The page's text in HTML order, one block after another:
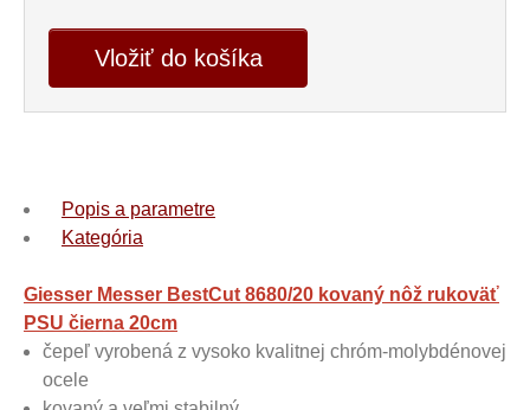
Vložiť do košíka
Popis a parametre
Kategória
Giesser Messer BestCut 8680/20 kovaný nôž rukoväť
PSU čierna 20cm
čepeľ vyrobená z vysoko kvalitnej chróm-molybdénovej
ocele